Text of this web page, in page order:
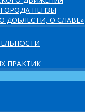
ПЕНЗЫ
ДОБЛЕСТИ, О СЛАВЕ»
ПРАКТИК